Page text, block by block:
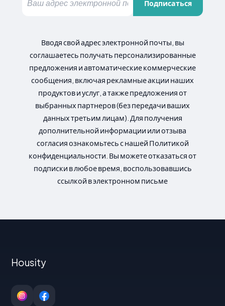
Подписаться
Вводя свой адрес электронной почты, вы
соглашаетесь получать персонализированные
предложения и автоматические коммерческие
сообщения, включая рекламные акции наших
продуктов и услуг, а также предложения от
выбранных партнеров (без передачи ваших
данных третьим лицам). Для получения
дополнительной информации или отзыва
согласия ознакомьтесь с нашей Политикой
конфиденциальности. Вы можете отказаться от
подписки в любое время, воспользовавшись
ссылкой в электронном письме
Housity